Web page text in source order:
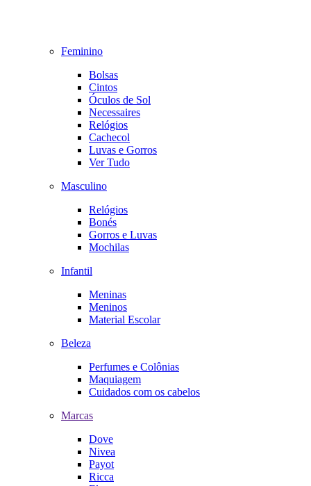
Feminino
Bolsas
Cintos
Óculos de Sol
Necessaires
Relógios
Cachecol
Luvas e Gorros
Ver Tudo
Masculino
Relógios
Bonés
Gorros e Luvas
Mochilas
Infantil
Meninas
Meninos
Material Escolar
Beleza
Perfumes e Colônias
Maquiagem
Cuidados com os cabelos
Marcas
Dove
Nivea
Payot
Ricca